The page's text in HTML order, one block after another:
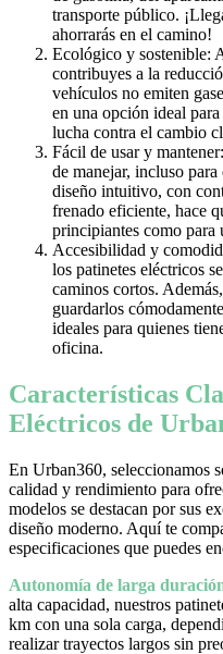
transporte público.
ahorrarás en el camino!
Ecológico y sostenible:
contribuyes a la
vehículos no emiten
en una opción ideal
lucha contra el cambio
Fácil de usar y
de manejar, incluso
diseño intuitivo, con
frenado eficiente, hace
principiantes como para
Accesibilidad y
los patinetes eléctricos
caminos cortos.
guardarlos
ideales para quienes
oficina.
Características
Eléctricos de
En Urban360, seleccionamos
calidad y rendimiento para
modelos se destacan por sus
diseño moderno. Aquí te
especificaciones que puedes
Autonomía de larga
alta capacidad, nuestros
km con una sola carga,
realizar trayectos largos sin